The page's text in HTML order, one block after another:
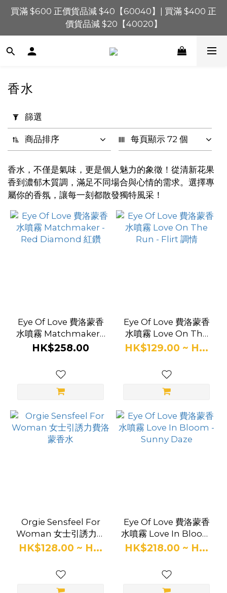
買滿 $1,200 正價貨品減 $120【1200120】| 買滿
$900 正價貨品減 $80！【90080】
買滿 $600 正價貨品減 $40【60040】| 買滿 $400 正
價貨品減 $20【40020】
📢 系統維護通知 – SHOPLINE Payments FPS將於
買滿 $1,200 正價貨品減 $120【1200120】| 買滿
套
篩
(0/20)
價格
(HK$)
~
Love
(16)
(3)
Bijoux
Indiscrets
(1)
香水
篩選
商品排序 每頁顯示 72 個
香水，不僅是氣味，更是個人魅力的象徵！從清新花果
香到濃郁木質調，滿足不同場合與心情的需求。選擇專
屬你的香氛，讓每一刻都散發獨特風采！
Eye Of Love 費洛蒙香
水噴霧 Matchmaker -
Red Diamond 紅鑽
HK$258.00
Eye Of Love 費洛蒙香
水噴霧 Love On The
Run - Flirt 調情
HK$129.00 ~ H...
Orgie Sensfeel For
Woman 女士引誘力費
洛蒙香水
HK$128.00 ~ H...
Eye Of Love 費洛蒙香
水噴霧 Love In Bloom
- Sunny Daze
HK$218.00 ~ H...